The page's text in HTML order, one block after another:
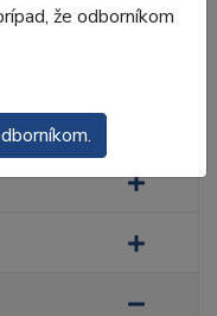
že odborníkom